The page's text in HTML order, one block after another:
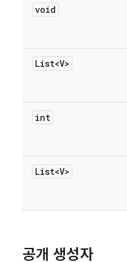
void
List<V>
int
List<V>
공개 생성자